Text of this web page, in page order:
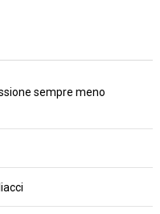
sempre meno